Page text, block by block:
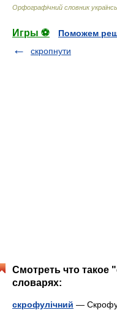
Орфографічний словник
Игры ⚽
Поможем
скропнути
Смотреть что такое
словарях:
скрофулічний —